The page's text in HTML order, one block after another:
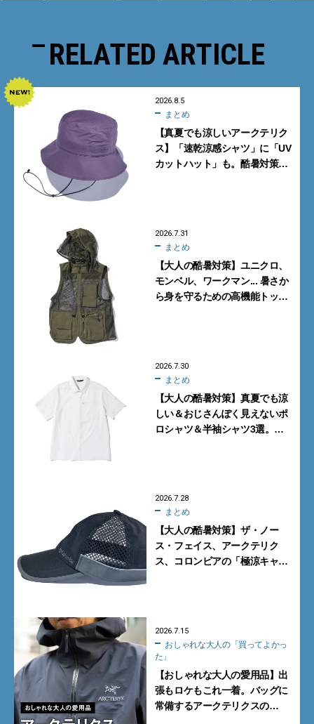
RELATED ARTICLE
2026.8.5
まとめ
【真夏でも涼しいアークテリク
ス】「速乾涼感シャツ」に「UV
カットハット」も。酷暑対策に
2026.7.31
まとめ
【大人の酷暑対策】ユニクロ、
モンベル、ワークマン... 暑さか
ら身を守るための高機能トップ
2026.7.30
まとめ
【大人の酷暑対策】真夏でも涼
しい＆おじさんぽく見えないポ
ロシャツ＆半袖シャツ3選。
2026.7.28
まとめ
【大人の酷暑対策】ザ・ノー
ス・フェイス、アークテリク
ス、コロンビアの「極涼キャッ
2026.7.15
た」
【おしゃれな大人の愛用品】出
張もロケもこれ一着。バッグに
常備するアークテリクスの